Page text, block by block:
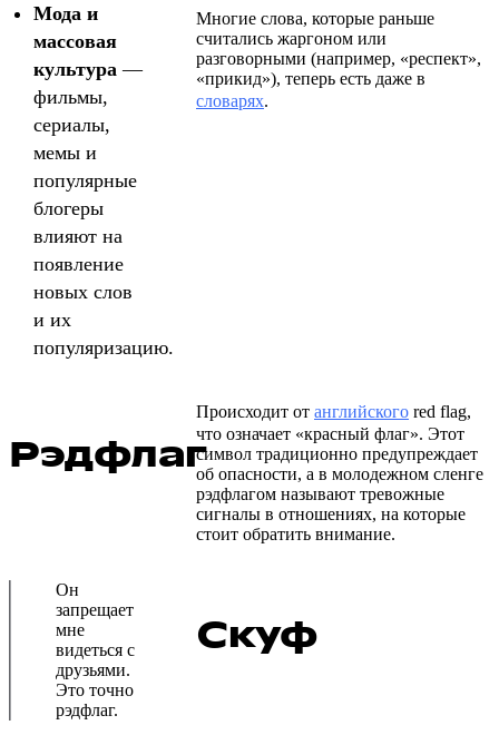
Мода и
массовая
культура —
фильмы,
сериалы,
мемы и
популярные
блогеры
влияют на
появление
новых слов
и их
популяризацию.
Многие слова, которые раньше
считались жаргоном или
разговорными (например, «респект»,
«прикид»), теперь есть даже в
словарях.
Рэдфлаг
Происходит от английского red flag,
что означает «красный флаг». Этот
символ традиционно предупреждает
об опасности, а в молодежном сленге
рэдфлагом называют тревожные
сигналы в отношениях, на которые
стоит обратить внимание.
Он
запрещает
мне
видеться с
друзьями.
Это точно
рэдфлаг.
Скуф